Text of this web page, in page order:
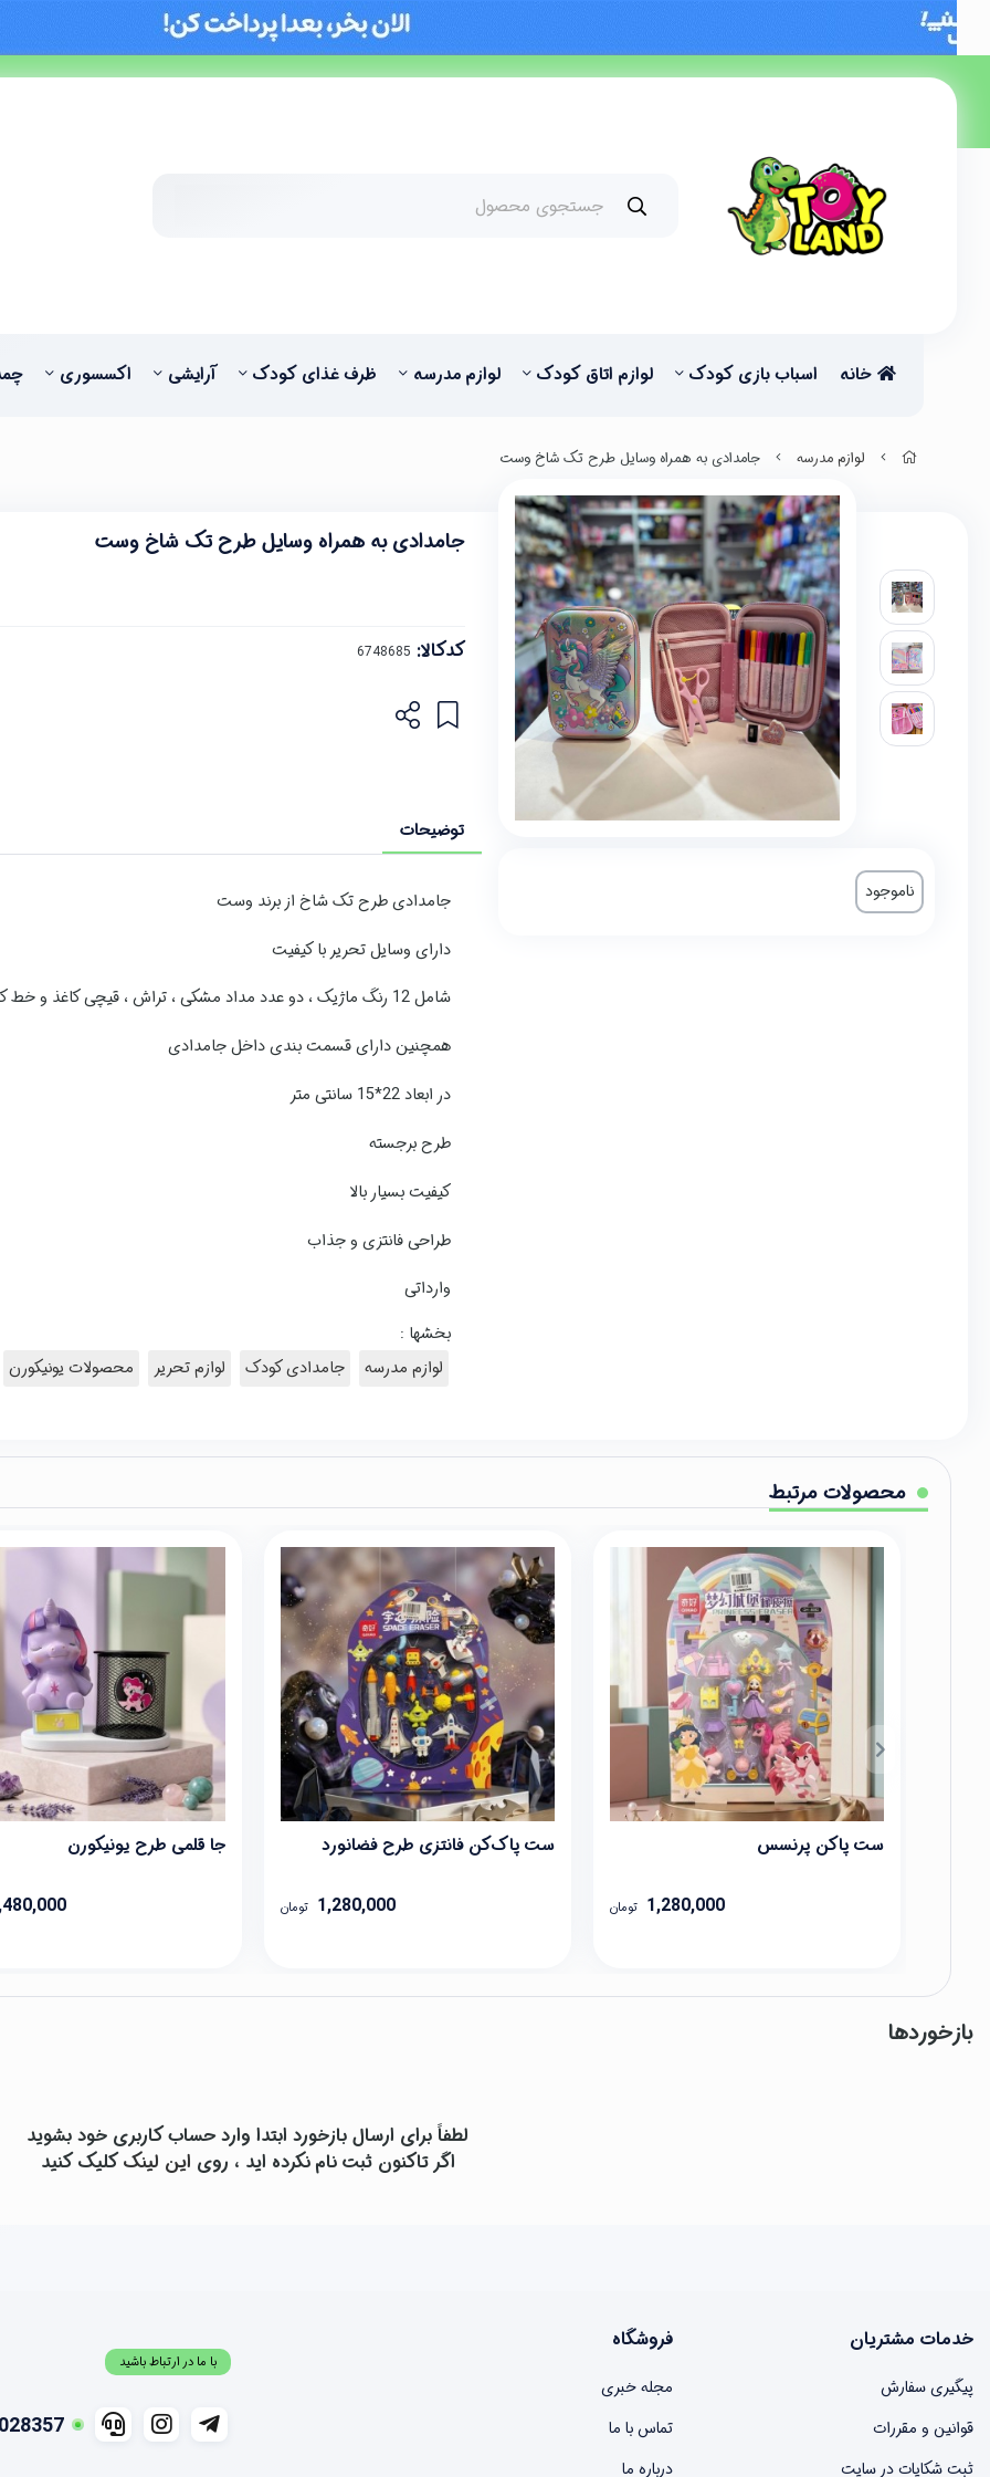
خانه اسباب بازی کودک لوازم اتاق کودک لوازم مدرسه ظرف غذای کودک آرایشی اکسسوری
لوازم مدرسه جامدادی به همراه وسایل طرح تک شاخ وست
ناموجود
جامدادی به همراه وسایل طرح تک شاخ وست
کدکالا:
توضیحات
جامدادی طرح تک شاخ از برند وست
دارای وسایل تحریر با کیفیت
شامل 12 رنگ ماژیک ، دو عدد مداد مشکی ، تراش ، قیچی کاغذ و خط کش
همچنین دارای قسمت بندی داخل جامدادی
در ابعاد 22*15 سانتی متر
طرح برجسته
کیفیت بسیار بالا
طراحی فانتزی و جذاب
وارداتی
بخشها :
لوازم مدرسه
جامدادی کودک لوازم تحریر محصولات یونیکورن
محصولات مرتبط
ست پاکن پرنسس
1,280,000 تومان
ست پاک‌کن فانتزی طرح فضانورد
1,280,000 تومان
جا قلمی طرح یونیکورن
بازخوردها
لطفاً برای ارسال بازخورد ابتدا وارد حساب کاربری خود بشوید
اگر تاکنون ثبت نام نکرده اید ، روی این لینککلیک کنید
خدمات مشتریان
پیگیری سفارش
قوانین و مقررات
ثبت شکایات در سایت
فروشگاه
مجله خبری
تماس با ما
درباره ما
با ما در ارتباط باشید